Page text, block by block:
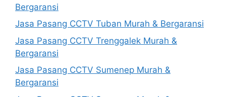
Bergaransi
Jasa Pasang CCTV Tuban Murah & Bergaransi
Jasa Pasang CCTV Trenggalek Murah &
Bergaransi
Jasa Pasang CCTV Sumenep Murah &
Bergaransi